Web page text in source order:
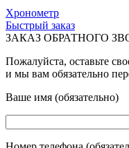
Хронометр
Быстрый заказ
ЗАКАЗ ОБРАТНОГО
Пожалуйста, оставьте
и мы вам обязательно
Ваше имя (обязательно)